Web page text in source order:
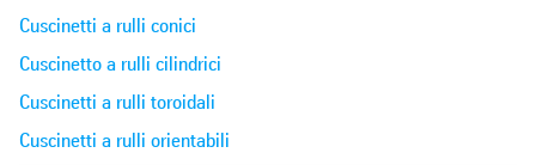
Cuscinetti a rulli conici
Cuscinetto a rulli cilindrici
Cuscinetti a rulli toroidali
Cuscinetti a rulli orientabili